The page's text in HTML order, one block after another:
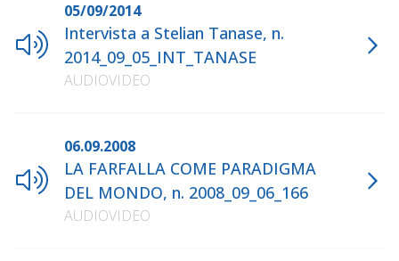
05/09/2014
Intervista a Stelian Tanase, n.
2014_09_05_INT_TANASE
AUDIOVIDEO
06.09.2008
LA FARFALLA COME PARADIGMA
DEL MONDO, n. 2008_09_06_166
AUDIOVIDEO